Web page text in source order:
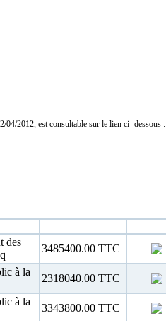
04/2012, est consultable sur le lien ci- dessous :
des
3485400.00 TTC
à la
2318040.00 TTC
à la
3343800.00 TTC